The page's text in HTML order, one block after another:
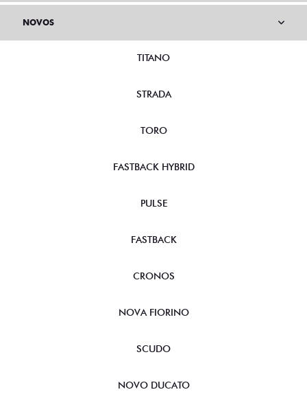
NOVOS
TITANO
STRADA
TORO
FASTBACK HYBRID
PULSE
FASTBACK
CRONOS
NOVA FIORINO
SCUDO
NOVO DUCATO